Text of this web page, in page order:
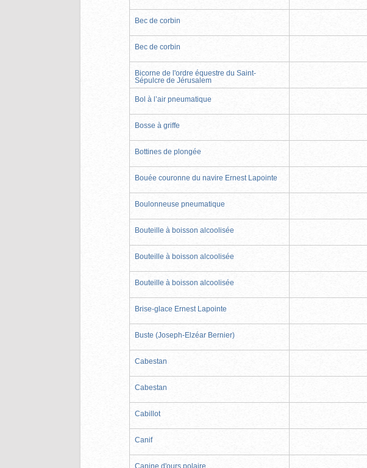
Bec de corbin
Bec de corbin
Bicorne de l'ordre équestre du Saint-
Sépulcre de Jérusalem
Bol à l’air pneumatique
Bosse à griffe
Bottines de plongée
Bouée couronne du navire Ernest Lapointe
Boulonneuse pneumatique
Bouteille à boisson alcoolisée
Bouteille à boisson alcoolisée
Bouteille à boisson alcoolisée
Brise-glace Ernest Lapointe
Buste (Joseph-Elzéar Bernier)
Cabestan
Cabestan
Cabillot
Canif
Canine d'ours polaire